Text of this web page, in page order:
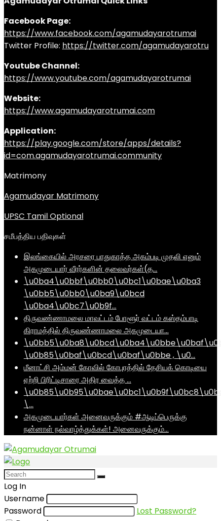
Facebook Page:
https://www.facebook.com/agamudayarotrumai
Twitter Profile: https://twitter.com/agamudayarotru
Youtube Channel:
https://www.youtube.com/agamudayarotrumai
Website:
https://www.agamudayarotrumai.com
Application:
https://play.google.com/store/apps/details?
id=com.agamudayarotrumai.community
Matrimony
Agamudayar Matrimony
UPSC Tamil Optional
சமீபத்திய பதிவுகள்
இலங்கையில் அரசரை பாதுகாத்த அகம்படி முதலி எனும்
அகமுடையார் வீரர்களின் தலைவர்கள்(த…
\u0ba4\u0bbf\u0bb0\u0bc1\u0bae\u0ba3
\u0bb5\u0bb0\u0ba9\u0bcd
\u0ba4\u0bc7\u0b9f…
திருவண்ணாமலை மாவட்டம் போளூர் வட்டம் கஸ்தம்பாடி
கிராமத்தில் திருவண்ணாமலை அகமுடையா…
\u0b85\u0baf\u0bcd\u0baf\u0bbe , \u0…
மீனாட்சி அம்மன் கோவில் கோபுரத்தில் தேசியக் கொடியை
ஏற்றி பிரிட்டிசாரை அதிர வைத்த …
\…
அகமுடையார்கள் அனைவருக்கும் #ஆடிப்பெருக்கு
நன்னாள் நல்வாழ்த்துக்கள்! அனைவருக்கும்…
Log In
Username
Password
Lost Password?